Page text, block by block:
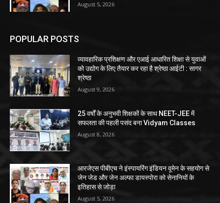
August 5, 2026
POPULAR POSTS
व्यावहारिक प्रशिक्षण और एआई आधारित शिक्षा से युवाओं
को उद्योग के लिए तैयार कर रहा है श्रेष्ठा आईटी : सागर
श्रेष्ठा
August 9, 2026
25 वर्षों के अनुभवी शिक्षकों के साथ NEET-JEE में
सफलता की पहली पसंद बना Vidyam Classes
August 8, 2026
आरजेएस पीबीएच ने इंस्पायरिंग इंडियन वूमेन के सहयोग से
जेन जेड और जेन अल्फा डायस्पोरा को सेनानियों के
इतिहास से जोड़ा
August 5, 2026